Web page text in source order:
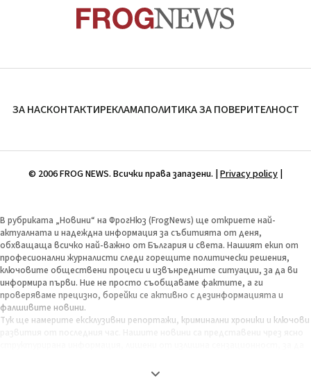
ЗА НАСКОНТАКТИРЕКЛАМАПОЛИТИКА ЗА ПОВЕРИТЕЛНОСТ
© 2006 FROG NEWS. Всички права запазени. | Privacy policy
В рубриката „Новини“ на ФрогНюз (FrogNews) ще откриете най-
актуалната и надеждна информация за събитията от деня,
обхващаща всичко най-важно от България и света. Нашият екип от
професионални журналисти следи горещите политически решения,
ключовите обществени процеси и извънредните ситуации, за да ви
информира първи. Ние не просто съобщаваме фактите, а ги
проверяваме прецизно, борейки се активно с дезинформацията и
фалшивите новини.
Тук ще намерите ексклузивни репортажи, криминални хроники и ключови
пълната картина на деня, за да можете сами да изградите своето